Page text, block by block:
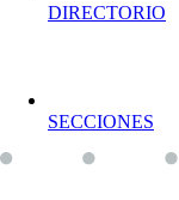
DIRECTORIO
SECCIONES